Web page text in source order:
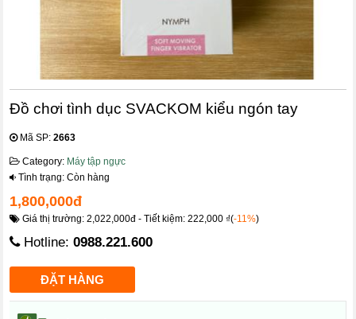
Đồ chơi tình dục SVACKOM kiểu ngón tay
Mã SP:2663
Category: Máy tập ngực
Tình trạng: Còn hàng
1,800,000đ
Giá thị trường: 2,022,000đ - Tiết kiệm: 222,000 ₫(-11%)
Hotline:0988.221.600